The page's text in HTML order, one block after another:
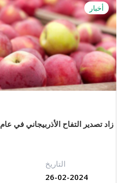
أخبار
زاد تصدير التفاح الأذربيجاني في عام 2023 بنسبة 11 ٪
التاريخ
26-02-2024